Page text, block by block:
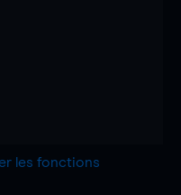
les fonctions